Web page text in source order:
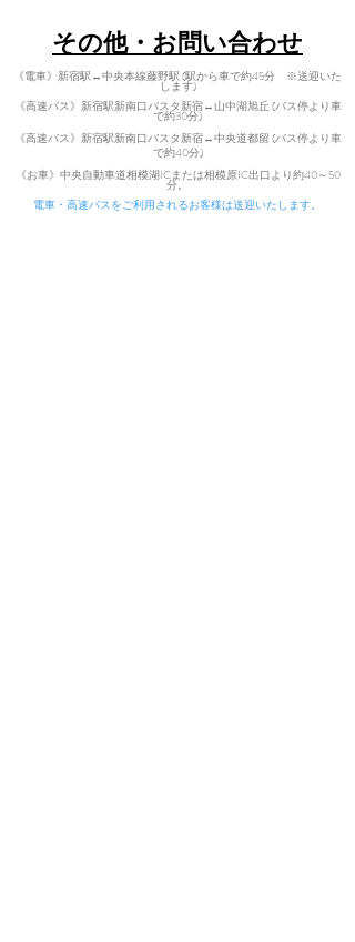
​その他・お問い合わせ
《電車》新宿駅↔中央本線藤野駅 (駅から車で約45分 ※送迎いた
します)
《高速バス》新宿駅新南口バスタ新宿↔山中湖旭丘 (バス停より車
で約30分)
《高速バス》新宿駅新南口バスタ新宿↔中央道都留 (バス停より車
で約40分)
《お車》中央自動車道相模湖ICまたは相模原IC出口より約40～50
分。
電車・高速バスをご利用されるお客様は送迎いたします。